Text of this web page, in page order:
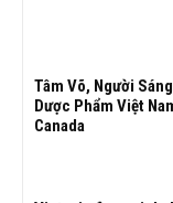
Tâm Võ, Người
Dược Phẩm Việt
Canada